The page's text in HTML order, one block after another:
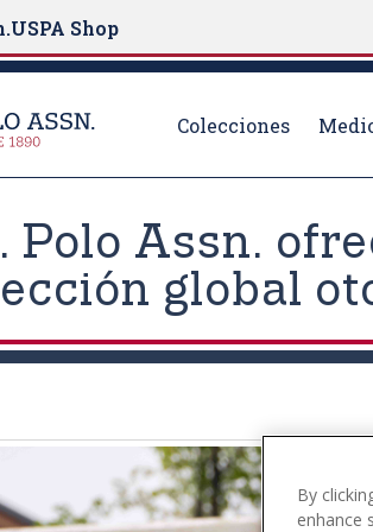
USPA Shop
Colecciones
Polo Assn.
global
By
enhance